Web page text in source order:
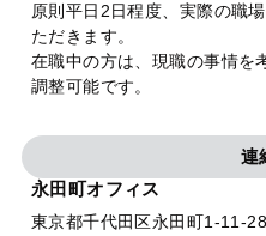
原則平日2日程度、実際の職
ただきます。
在職中の方は、現職の事情を
調整可能です。
連
永田町オフィス
東京都千代田区永田町1-11-